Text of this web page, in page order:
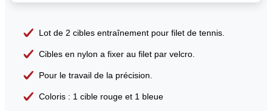
Lot de 2 cibles entraînement pour filet de tennis.
Cibles en nylon a fixer au filet par velcro.
Pour le travail de la précision.
Coloris : 1 cible rouge et 1 bleue